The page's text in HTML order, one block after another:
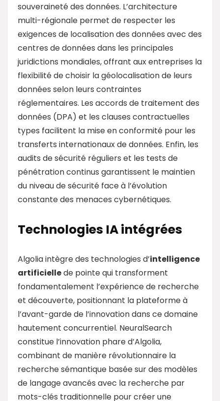
souveraineté des données. L’architecture
multi-régionale permet de respecter les
exigences de localisation des données avec des
centres de données dans les principales
juridictions mondiales, offrant aux entreprises la
flexibilité de choisir la géolocalisation de leurs
données selon leurs contraintes
réglementaires. Les accords de traitement des
données (DPA) et les clauses contractuelles
types facilitent la mise en conformité pour les
transferts internationaux de données. Enfin, les
audits de sécurité réguliers et les tests de
pénétration continus garantissent le maintien
du niveau de sécurité face à l’évolution
constante des menaces cybernétiques.
Technologies IA intégrées
Algolia intègre des technologies d’intelligence
artificiellede pointe qui transforment
fondamentalement l’expérience de recherche
et découverte, positionnant la plateforme à
l’avant-garde de l’innovation dans ce domaine
hautement concurrentiel. NeuralSearch
constitue l’innovation phare d’Algolia,
combinant de manière révolutionnaire la
recherche sémantique basée sur des modèles
de langage avancés avec la recherche par
mots-clés traditionnelle pour créer une